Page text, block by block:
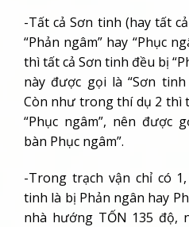
-Tất cả Sơn tinh (hay tất
“Phản ngâm” hay “Phục
thì tất cả Sơn tinh đều bị
này được gọi là “Sơn
Còn như trong thí dụ 2 thì
“Phục ngâm”, nên được
bàn Phục ngâm”.
-Trong trạch vận chỉ có
tinh là bị Phản ngân hay
nhà hướng TỐN 135 độ,